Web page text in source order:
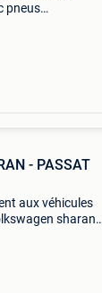
pneus
- PASSAT
aux véhicules
sharan -